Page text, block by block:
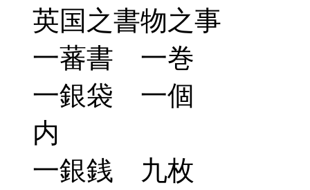
英国之書物之事
一蕃書 一巻
一銀袋 一個
内
一銀銭 九枚